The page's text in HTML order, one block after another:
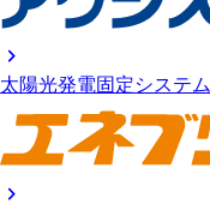
chevron_right
太陽光発電固定システム
chevron_right